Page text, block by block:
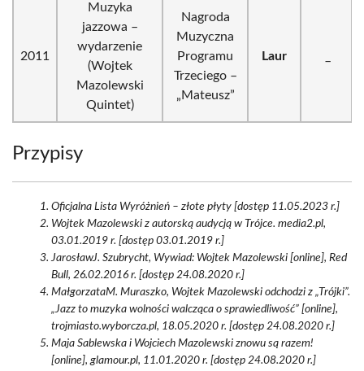
2011
Muzyka
jazzowa –
wydarzenie
(Wojtek
Mazolewski
Quintet)
Nagroda
Muzyczna
Programu
Trzeciego –
„Mateusz”
Laur
Przypisy
Oficjalna Lista Wyróżnień – złote płyty [dostęp 11.05.2023 r.]
Wojtek Mazolewski z autorską audycją w Trójce. media2.pl,
03.01.2019 r. [dostęp 03.01.2019 r.]
JarosławJ. Szubrycht, Wywiad: Wojtek Mazolewski [online], Red
Bull, 26.02.2016 r. [dostęp 24.08.2020 r.]
MałgorzataM. Muraszko, Wojtek Mazolewski odchodzi z „Trójki”.
„Jazz to muzyka wolności walcząca o sprawiedliwość” [online],
trojmiasto.wyborcza.pl, 18.05.2020 r. [dostęp 24.08.2020 r.]
Maja Sablewska i Wojciech Mazolewski znowu są razem!
[online], glamour.pl, 11.01.2020 r. [dostęp 24.08.2020 r.]